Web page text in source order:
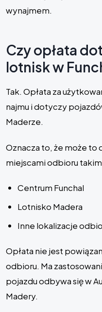
wynajmem.
Czy opłata
lotnisk w
Tak. Opłata za
najmu i dotyczy
Maderze.
Oznacza to, że może to
miejscami odbioru
Centrum Funchal
Lotnisko Madera
Inne lokalizacje
Opłata nie jest
odbioru. Ma
pojazdu odbywa się w
Madery.